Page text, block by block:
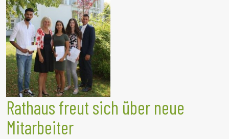
Rathaus freut sich über neue
Mitarbeiter